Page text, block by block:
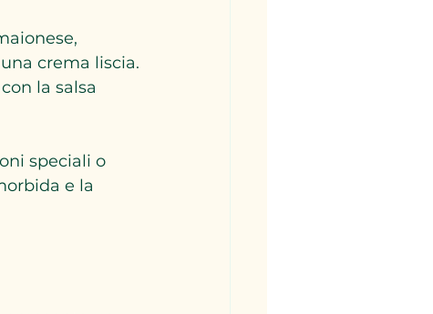
crema liscia.
la salsa
speciali o
e la